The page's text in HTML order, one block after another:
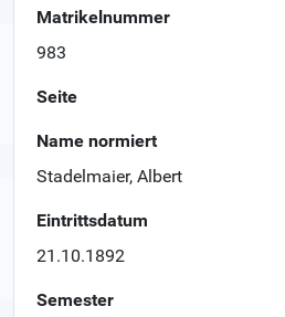
Matrikelnummer
983
Seite
Name normiert
Stadelmaier, Albert
Eintrittsdatum
21.10.1892
Semester